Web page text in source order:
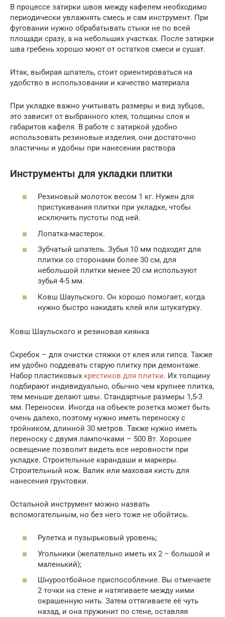
В процессе затирки швов между кафелем необходимо
периодически увлажнять смесь и сам инструмент. При
фуговании нужно обрабатывать стыки не по всей
площади сразу, а на небольших участках. После затирки
шва гребень хорошо моют от остатков смеси и сушат.
Итак, выбирая шпатель, стоит ориентироваться на
удобство в использовании и качество материала
При укладке важно учитывать размеры и вид зубцов,
это зависит от выбранного клея, толщины слоя и
габаритов кафеля. В работе с затиркой удобно
использовать резиновые изделия, они достаточно
эластичны и удобны при нанесении раствора
Инструменты для укладки плитки
Резиновый молоток весом 1 кг. Нужен для
пристукивания плитки при укладке, чтобы
исключить пустоты под ней.
Лопатка-мастерок.
Зубчатый шпатель. Зубья 10 мм подходят для
плитки со сторонами более 30 см, для
небольшой плитки менее 20 см используют
зубья 4-5 мм.
Ковш Шаульского. Он хорошо помогает, когда
нужно быстро накидать клей или штукатурку.
Ковш Шаульского и резиновая киянка
Скребок – для очистки стяжки от клея или гипса. Также
им удобно поддевать старую плитку при демонтаже.
Набор пластиковых крестиков для плитки. Их толщину
подбирают индивидуально, обычно чем крупнее плитка,
тем меньше делают швы. Стандартные размеры 1,5-3
мм. Переноски. Иногда на объекте розетка может быть
очень далеко, поэтому нужно иметь переноску с
тройником, длинной 30 метров. Также нужно иметь
переноску с двумя лампочками – 500 Вт. Хорошее
освещение позволит видеть все неровности при
укладке. Строительные карандаши и маркеры.
Строительный нож. Валик или маховая кисть для
нанесения грунтовки.
Остальной инструмент можно назвать
вспомогательным, но без него тоже не обойтись.
Рулетка и пузырьковый уровень;
Угольники (желательно иметь их 2 – большой и
маленький);
Шнуроотбойное приспособление. Вы отмечаете
2 точки на стене и натягиваете между ними
окрашенную нить. Затем оттягиваете её чуть
назад, и она пружинит по стене, оставляя